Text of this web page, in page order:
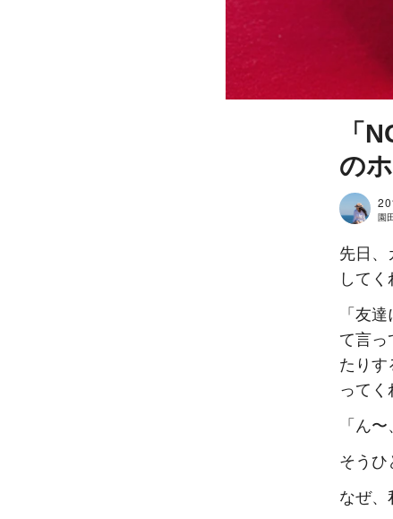
「
の
園
先日、
してく
「友
て言っ
たりす
ってく
「ん
そうひ
なぜ、